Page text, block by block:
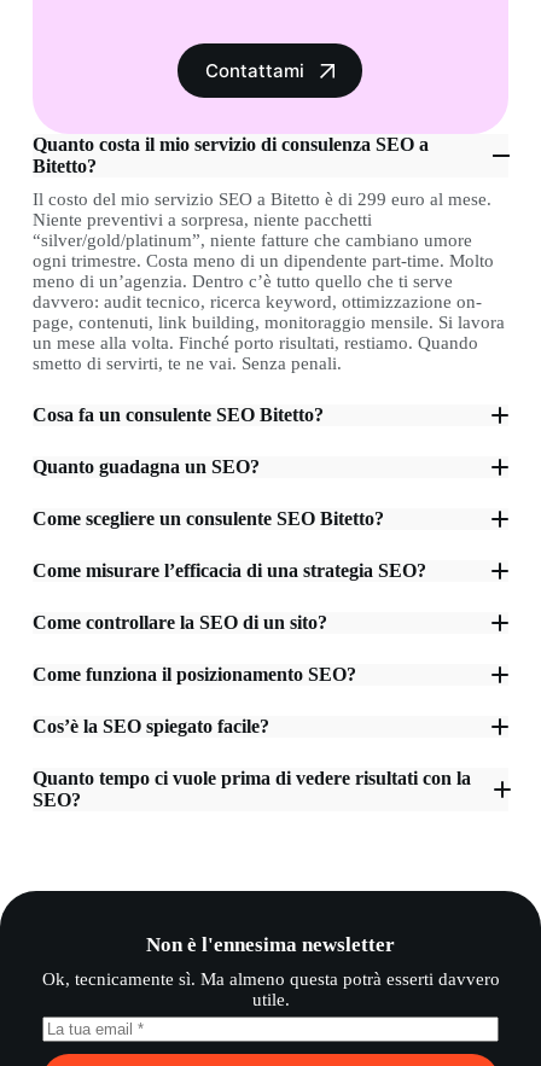
Contattami
Quanto costa il mio servizio di consulenza SEO a
Bitetto?
Il costo del mio servizio SEO a Bitetto è di 299 euro al mese.
Niente preventivi a sorpresa, niente pacchetti
“silver/gold/platinum”, niente fatture che cambiano umore
ogni trimestre. Costa meno di un dipendente part-time. Molto
meno di un’agenzia. Dentro c’è tutto quello che ti serve
davvero: audit tecnico, ricerca keyword, ottimizzazione on-
page, contenuti, link building, monitoraggio mensile. Si lavora
un mese alla volta. Finché porto risultati, restiamo. Quando
smetto di servirti, te ne vai. Senza penali.
Cosa fa un consulente SEO Bitetto?
Quanto guadagna un SEO?
Come scegliere un consulente SEO Bitetto?
Come misurare l’efficacia di una strategia SEO?
Come controllare la SEO di un sito?
Come funziona il posizionamento SEO?
Cos’è la SEO spiegato facile?
Quanto tempo ci vuole prima di vedere risultati con la
SEO?
Non è l'ennesima newsletter
Ok, tecnicamente sì. Ma almeno questa potrà esserti davvero
utile.